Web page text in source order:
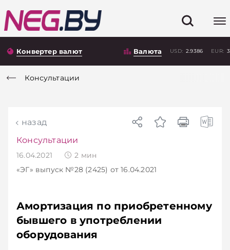
Конвертер валют Валюта USD: 2.9386 EUR:
Консультации
назад
Консультации
16.04.2021 2 мин
«ЭГ» выпуск №28 (2425) от 16.04.2021
Амортизация по приобретенному
бывшего в употреблении
оборудования